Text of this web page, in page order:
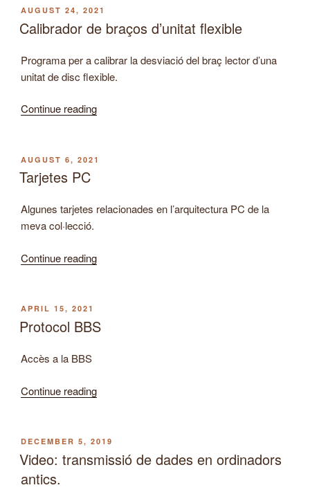
XOrg
Tablet.”
POSTED
ON
AUGUST 24, 2021
Calibrador de braços d’unitat flexible
Programa per a calibrar la desviació del braç lector d’una
unitat de disc flexible.
Continue reading“Calibrador
d’unitat
POSTED
ON
AUGUST 6, 2021
Tarjetes PC
Algunes tarjetes relacionades en l’arquitectura PC de la
meva col·lecció.
Continue reading“Tarjetes
POSTED
ON
APRIL 15, 2021
Protocol BBS
Accès a la BBS
Continue reading“Protocol
POSTED
ON
DECEMBER 5, 2019
Video: transmissió de dades en ordinadors
antics.